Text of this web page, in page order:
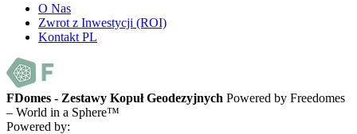
O Nas
Zwrot z Inwestycji (ROI)
Kontakt PL
FDomes - Zestawy Kopuł Geodezyjnych Powered by Freedomes
– World in a Sphere™
Powered by: